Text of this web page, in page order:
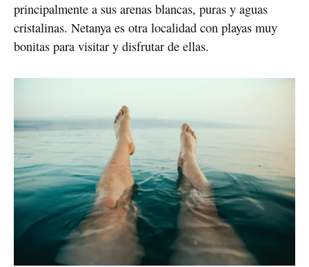
principalmente a sus arenas blancas, puras y aguas
cristalinas. Netanya es otra localidad con playas muy
bonitas para visitar y disfrutar de ellas.